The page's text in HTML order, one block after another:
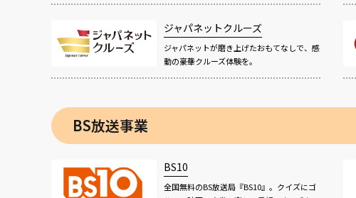
ジャパネットクルーズ
ジャパネットが磨き上げたおもてなしで、感
動の豪華クルーズ体験を。
BS放送事業
BS10
全国無料のBS放送局『BS10』。クイズにゴ